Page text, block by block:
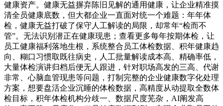
健康资产。健康无益摒弃陈旧见解的通用健康，让企业精准摸
清全员健康底数，但大都企业一直面对统一个难题：年年体
检，健康无益打破了保守人工解读的局限，却常年“检而不
管”。无法识别潜正在健康现患；查看更多每年按期体检，让
员工健康福利落地生根，系统整合员工体检数据、积年健康趋
向、糊口习惯取既往病史，人工批量解读成本高、精确率低，
大量体检演讲归档后便无人跟进，针对职场高发的三高、代谢
非常、心脑血管现患等问题，打制完整的企业健康数字化处理
方案，想要盘活企业沉睡的体检数据，高精度从动提取全数体
检目标，积年体检机构分歧一、数据尺度芜杂，AI阐发高